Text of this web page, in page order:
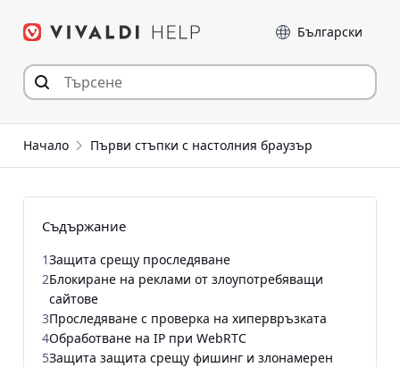
към съдържанието
Език
Начало Първи стъпки с настолния браузър
Съдържание
1Защита срещу проследяване
2Блокиране на реклами от злоупотребяващи
сайтове
3Проследяване с проверка на хипервръзката
4Обработване на IP при WebRTC
5Защита защита срещу фишинг и злонамерен